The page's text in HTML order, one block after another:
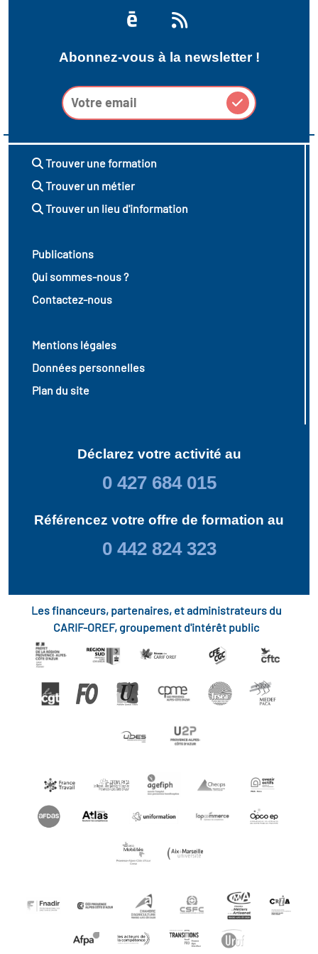
des secteurs
(en
Abonnez-vous à la newsletter !
Trouver une formation
Trouver un métier
Trouver un lieu d'information
Publications
Qui sommes-nous ?
Contactez-nous
Mentions légales
Données personnelles
Plan du site
Déclarez votre activité au
0 427 684 015
Référencez votre offre de formation au
0 442 824 323
Les financeurs, partenaires, et administrateurs du
CARIF-OREF, groupement d'intérêt public